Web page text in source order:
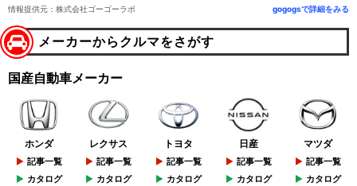
情報提供元：株式会社ゴーゴーラボ gogogsで詳細をみる
メーカーからクルマをさがす
国産自動車メーカー
ホンダ
記事一覧
カタログ
レクサス
記事一覧
カタログ
トヨタ
記事一覧
カタログ
日産
記事一覧
カタログ
マツダ
記事一覧
カタログ